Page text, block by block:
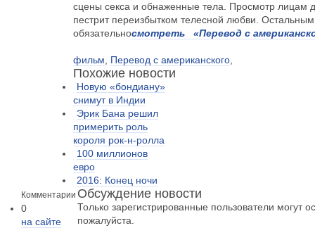
сцены секса и обнаженные тела. Просмотр лицам
пестрит переизбытком телесной любви.
обязательносмотреть «Перевод с
фильм Перевод с американского,
Похожие новости
Новую «бондиану»
снимут в Индии
Эрик Бана решил
примерить роль
короля рок-н-ролла
100 миллионов
евро
2016: Конец ночи
Комментарии
0
на сайте
Обсуждение новости
Только зарегистрированные пользователи могут
пожалуйста.